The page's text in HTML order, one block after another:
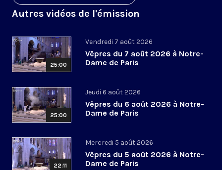
Autres vidéos de l'émission
25:00
Vendredi 7 août 2026
Vêpres du 7 août 2026 à Notre-
Dame de Paris
25:00
Jeudi 6 août 2026
Vêpres du 6 août 2026 à Notre-
Dame de Paris
22:11
Mercredi 5 août 2026
Vêpres du 5 août 2026 à Notre-
Dame de Paris